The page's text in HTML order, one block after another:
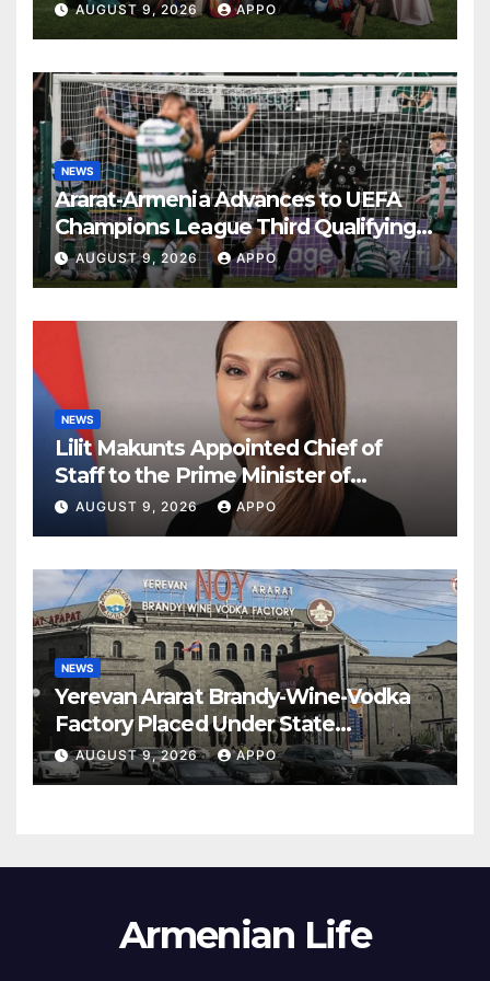
AUGUST 9, 2026 APPO
NEWS
Ararat-Armenia Advances to UEFA
Champions League Third Qualifying
Round
AUGUST 9, 2026 APPO
NEWS
Lilit Makunts Appointed Chief of
Staff to the Prime Minister of
Armenia
AUGUST 9, 2026 APPO
NEWS
Yerevan Ararat Brandy-Wine-Vodka
Factory Placed Under State
Administration
AUGUST 9, 2026 APPO
Armenian Life